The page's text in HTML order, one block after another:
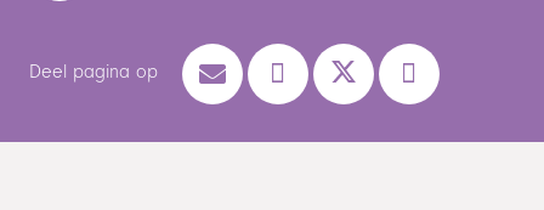
Deel pagina op